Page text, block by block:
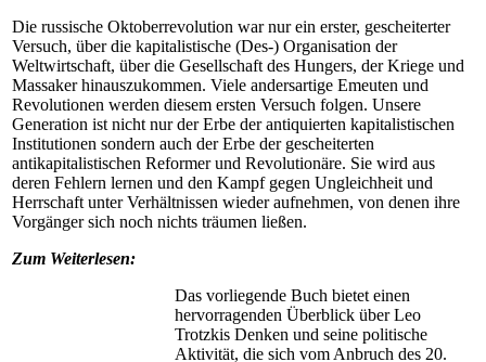
Die russische Oktoberrevolution war nur ein erster, gescheiterter
Versuch, über die kapitalistische (Des-) Organisation der
Weltwirtschaft, über die Gesellschaft des Hungers, der Kriege und
Massaker hinauszukommen. Viele andersartige Emeuten und
Revolutionen werden diesem ersten Versuch folgen. Unsere
Generation ist nicht nur der Erbe der antiquierten kapitalistischen
Institutionen sondern auch der Erbe der gescheiterten
antikapitalistischen Reformer und Revolutionäre. Sie wird aus
deren Fehlern lernen und den Kampf gegen Ungleichheit und
Herrschaft unter Verhältnissen wieder aufnehmen, von denen ihre
Vorgänger sich noch nichts träumen ließen.
Zum Weiterlesen:
Das vorliegende Buch bietet einen
hervorragenden Überblick über Leo
Trotzkis Denken und seine politische
Aktivität, die sich vom Anbruch des 20.